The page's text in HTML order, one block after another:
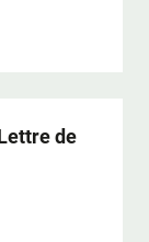
de